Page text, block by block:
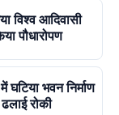
विश्व आदिवासी
पौधारोपण
घटिया भवन निर्माण
रोकी